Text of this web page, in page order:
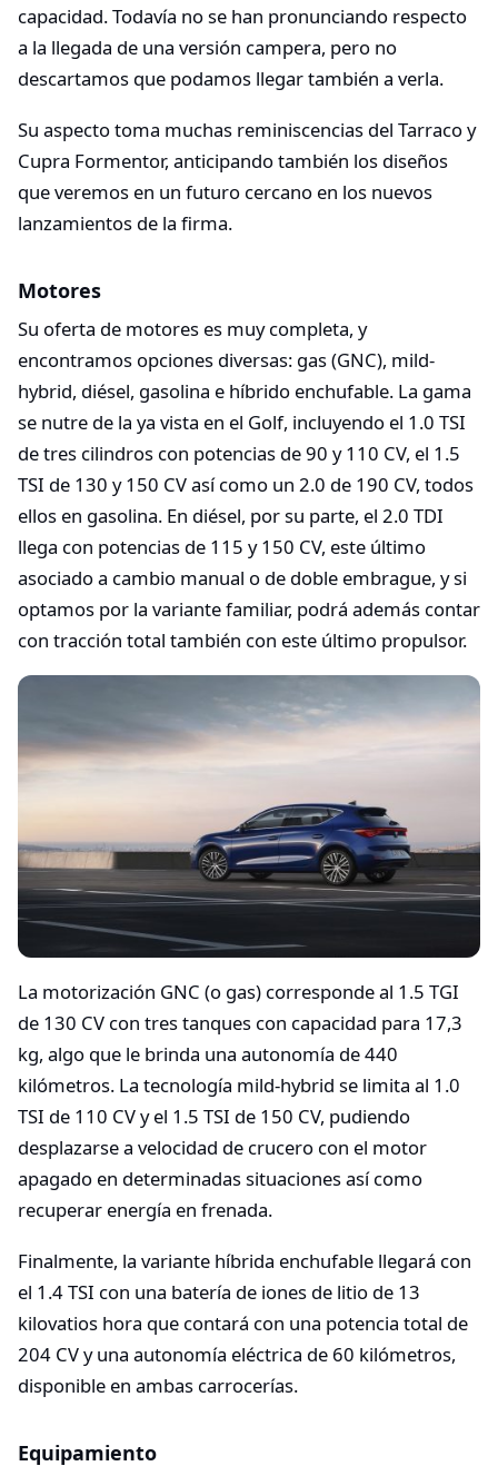
capacidad. Todavía no se han pronunciando respecto
a la llegada de una versión campera, pero no
descartamos que podamos llegar también a verla.
Su aspecto toma muchas reminiscencias del Tarraco y
Cupra Formentor, anticipando también los diseños
que veremos en un futuro cercano en los nuevos
lanzamientos de la firma.
Motores
Su oferta de motores es muy completa, y
encontramos opciones diversas: gas (GNC), mild-
hybrid, diésel, gasolina e híbrido enchufable. La gama
se nutre de la ya vista en el Golf, incluyendo el 1.0 TSI
de tres cilindros con potencias de 90 y 110 CV, el 1.5
TSI de 130 y 150 CV así como un 2.0 de 190 CV, todos
ellos en gasolina. En diésel, por su parte, el 2.0 TDI
llega con potencias de 115 y 150 CV, este último
asociado a cambio manual o de doble embrague, y si
optamos por la variante familiar, podrá además contar
con tracción total también con este último propulsor.
La motorización GNC (o gas) corresponde al 1.5 TGI
de 130 CV con tres tanques con capacidad para 17,3
kg, algo que le brinda una autonomía de 440
kilómetros. La tecnología mild-hybrid se limita al 1.0
TSI de 110 CV y el 1.5 TSI de 150 CV, pudiendo
desplazarse a velocidad de crucero con el motor
apagado en determinadas situaciones así como
recuperar energía en frenada.
Finalmente, la variante híbrida enchufable llegará con
el 1.4 TSI con una batería de iones de litio de 13
kilovatios hora que contará con una potencia total de
204 CV y una autonomía eléctrica de 60 kilómetros,
disponible en ambas carrocerías.
Equipamiento